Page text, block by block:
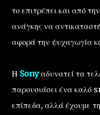
το επιτρέπει και από
ανάγκης να
αφορά την ψυχαγωγία
Η Sonyαδυνατεί τα
παρουσιάσει ένα
επίπεδα, αλλά έχουμε